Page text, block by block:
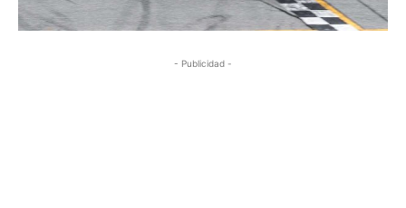
- Publicidad -